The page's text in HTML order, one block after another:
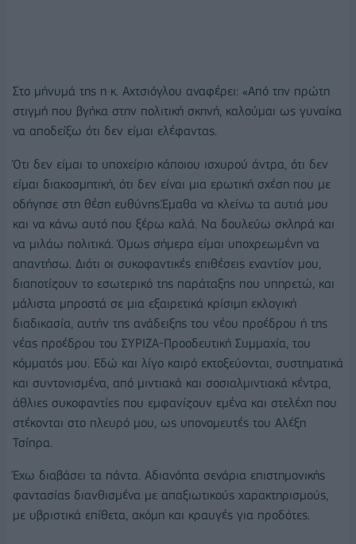
Στο μήνυμά της η κ. Αχτσιόγλου αναφέρει: «Από την πρώτη
στιγμή που βγήκα στην πολιτική σκηνή, καλούμαι ως γυναίκα
να αποδείξω ότι δεν είμαι ελέφαντας.
Ότι δεν είμαι το υποχείριο κάποιου ισχυρού άντρα, ότι δεν
είμαι διακοσμητική, ότι δεν είναι μια ερωτική σχέση που με
οδήγησε στη θέση ευθύνης.Έμαθα να κλείνω τα αυτιά μου
και να κάνω αυτό που ξέρω καλά. Να δουλεύω σκληρά και
να μιλάω πολιτικά. Όμως σήμερα είμαι υποχρεωμένη να
απαντήσω. Διότι οι συκοφαντικές επιθέσεις εναντίον μου,
διαποτίζουν το εσωτερικό της παράταξης που υπηρετώ, και
μάλιστα μπροστά σε μια εξαιρετικά κρίσιμη εκλογική
διαδικασία, αυτήν της ανάδειξης του νέου προέδρου ή της
νέας προέδρου του ΣΥΡΙΖΑ-Προοδευτική Συμμαχία, του
κόμματός μου. Εδώ και λίγο καιρό εκτοξεύονται, συστηματικά
και συντονισμένα, από μιντιακά και σοσιαλμιντιακά κέντρα,
άθλιες συκοφαντίες που εμφανίζουν εμένα και στελέχη που
στέκονται στο πλευρό μου, ως υπονομευτές του Αλέξη
Τσίπρα.
Έχω διαβάσει τα πάντα. Αδιανόητα σενάρια επιστημονικής
φαντασίας διανθισμένα με απαξιωτικούς χαρακτηρισμούς,
με υβριστικά επίθετα, ακόμη και κραυγές για προδότες.